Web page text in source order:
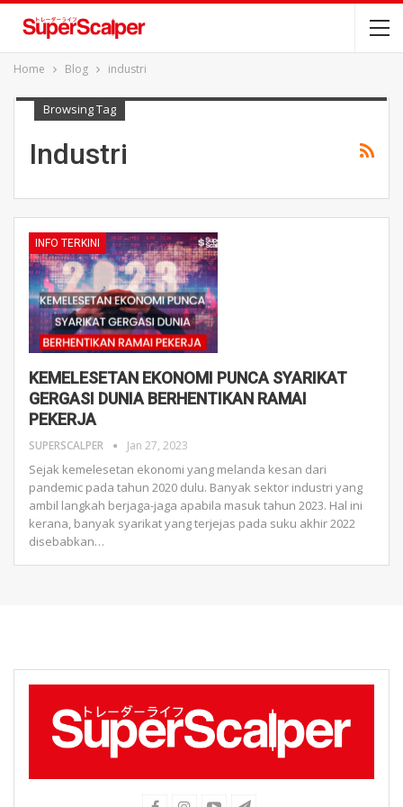
Home Blog industri
Browsing Tag
Industri
INFO TERKINI
KEMELESETAN EKONOMI PUNCA SYARIKAT
GERGASI DUNIA BERHENTIKAN RAMAI
PEKERJA
SUPERSCALPER Jan 27, 2023
Sejak kemelesetan ekonomi yang melanda kesan dari
pandemic pada tahun 2020 dulu. Banyak sektor industri yang
ambil langkah berjaga-jaga apabila masuk tahun 2023. Hal ini
kerana, banyak syarikat yang terjejas pada suku akhir 2022
disebabkan…